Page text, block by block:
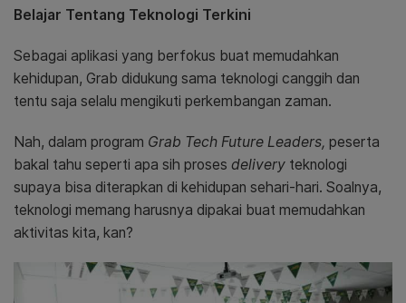
Belajar Tentang Teknologi Terkini
Sebagai aplikasi yang berfokus buat memudahkan
kehidupan, Grab didukung sama teknologi canggih dan
tentu saja selalu mengikuti perkembangan zaman.
Nah, dalam program Grab Tech Future Leaders, peserta
bakal tahu seperti apa sih proses delivery teknologi
supaya bisa diterapkan di kehidupan sehari-hari. Soalnya,
teknologi memang harusnya dipakai buat memudahkan
aktivitas kita, kan?